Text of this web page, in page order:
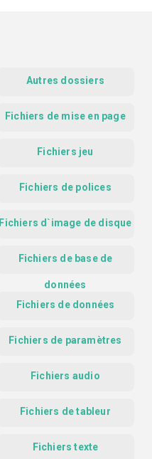
Autres dossiers
Fichiers de mise en page
Fichiers jeu
Fichiers de polices
Fichiers d`image de disque
Fichiers de base de
données
Fichiers de données
Fichiers de paramètres
Fichiers audio
Fichiers de tableur
Fichiers texte